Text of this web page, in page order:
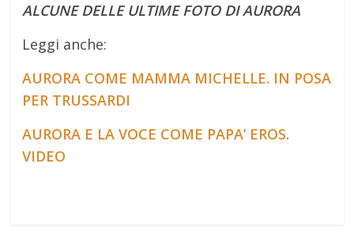
ALCUNE DELLE ULTIME FOTO DI AURORA
Leggi anche:
AURORA COME MAMMA MICHELLE. IN POSA
PER TRUSSARDI
AURORA E LA VOCE COME PAPA’ EROS.
VIDEO